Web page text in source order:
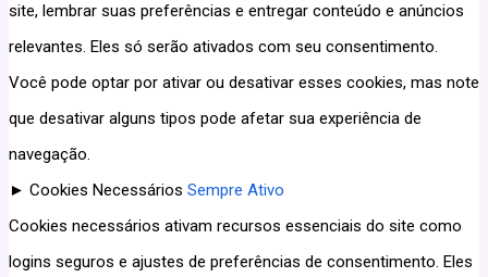
site, lembrar suas preferências e entregar conteúdo e anúncios
relevantes. Eles só serão ativados com seu consentimento.
Você pode optar por ativar ou desativar esses cookies, mas note
que desativar alguns tipos pode afetar sua experiência de
navegação.
► Cookies Necessários Sempre Ativo
Cookies necessários ativam recursos essenciais do site como
logins seguros e ajustes de preferências de consentimento. Eles